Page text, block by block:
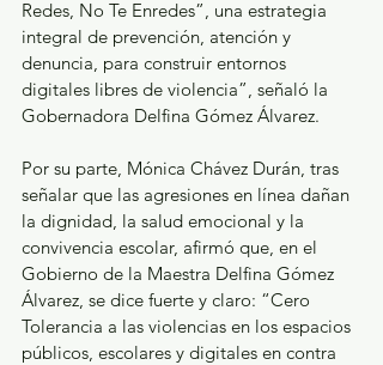
Redes, No Te Enredes”, una estrategia
integral de prevención, atención y
denuncia, para construir entornos
digitales libres de violencia”, señaló la
Gobernadora Delfina Gómez Álvarez.
Por su parte, Mónica Chávez Durán, tras
señalar que las agresiones en línea dañan
la dignidad, la salud emocional y la
convivencia escolar, afirmó que, en el
Gobierno de la Maestra Delfina Gómez
Álvarez, se dice fuerte y claro: “Cero
Tolerancia a las violencias en los espacios
públicos, escolares y digitales en contra